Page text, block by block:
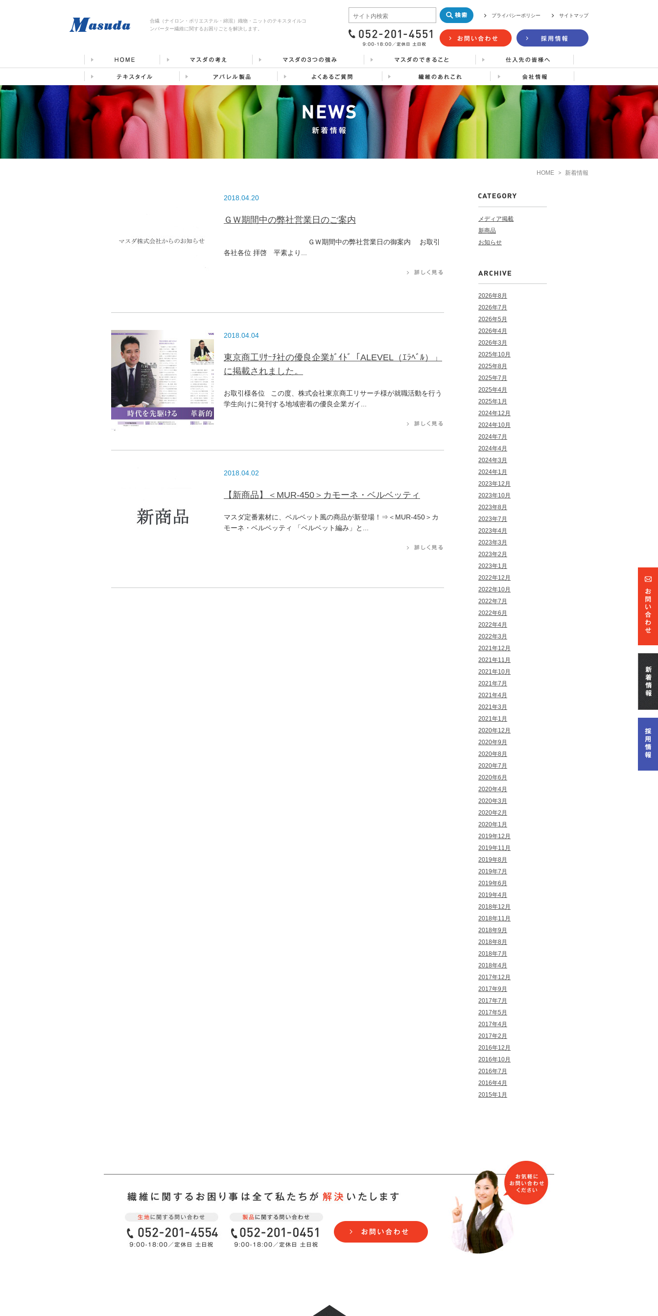
合繊（ナイロン・ポリエステル・綿混）織物・ニットのテキスタイルコ
ンバーター繊維に関するお困りごとを解決します。
プライバシーポリシー サイトマップ
HOME 新着情報
2018.04.20
ＧＷ期間中の弊社営業日のご案内
ＧＷ期間中の弊社営業日の御案内 お取引
各社各位 拝啓 平素より...
2018.04.04
東京商工ﾘｻｰﾁ社の優良企業ｶﾞｲﾄﾞ「ALEVEL（ｴﾗﾍﾞﾙ）」
に掲載されました。
お取引様各位 この度、株式会社東京商工リサーチ様が就職活動を行う
学生向けに発刊する地域密着の優良企業ガイ...
2018.04.02
【新商品】＜MUR-450＞カモーネ・ベルベッティ
マスダ定番素材に、ベルベット風の商品が新登場！⇒＜MUR-450＞カ
モーネ・ベルベッティ 「ベルベット編み」と...
メディア掲載
新商品
お知らせ
2026年8月
2026年7月
2026年5月
2026年4月
2026年3月
2025年10月
2025年8月
2025年7月
2025年4月
2025年1月
2024年12月
2024年10月
2024年7月
2024年4月
2024年3月
2024年1月
2023年12月
2023年10月
2023年8月
2023年7月
2023年4月
2023年3月
2023年2月
2023年1月
2022年12月
2022年10月
2022年7月
2022年6月
2022年4月
2022年3月
2021年12月
2021年11月
2021年10月
2021年7月
2021年4月
2021年3月
2021年1月
2020年12月
2020年9月
2020年8月
2020年7月
2020年6月
2020年4月
2020年3月
2020年2月
2020年1月
2019年12月
2019年11月
2019年8月
2019年7月
2019年6月
2019年4月
2018年12月
2018年11月
2018年9月
2018年8月
2018年7月
2018年4月
2017年12月
2017年9月
2017年7月
2017年5月
2017年4月
2017年2月
2016年12月
2016年10月
2016年7月
2016年4月
2015年1月